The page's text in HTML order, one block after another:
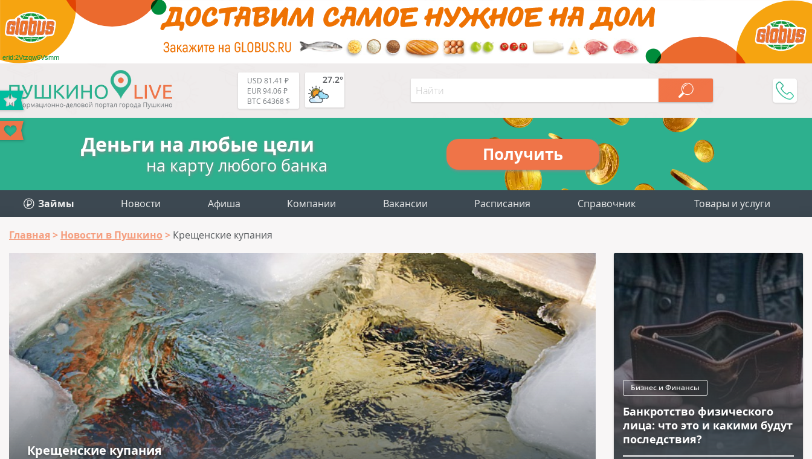
erid:2Vtzqw6Vsmm
USD 81.41 ₽
EUR 94.06 ₽
BTC 64368 $
27.2°
Деньги на любые цели
на карту любого банка
Получить
Займы Новости Афиша Компании Вакансии Расписания Справочник Товары и услуги
Главная Новости в Пушкино Крещенские купания
Крещенские купания
Бизнес и Финансы
Банкротство физического
лица: что это и какими будут
последствия?